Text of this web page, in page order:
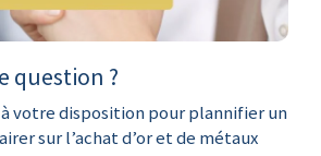
question ?
votre disposition pour plannifier un
sur l’achat d’or et de métaux